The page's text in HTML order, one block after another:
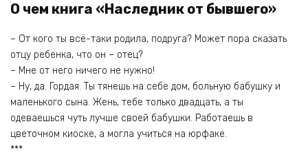
О чем книга «Наследник от бывшего»
– От кого ты всё-таки родила, подруга? Может пора сказать
отцу ребенка, что он – отец?
– Мне от него ничего не нужно!
– Ну, да. Гордая. Ты тянешь на себе дом, больную бабушку и
маленького сына. Жень, тебе только двадцать, а ты
одеваешься чуть лучше своей бабушки. Работаешь в
цветочном киоске, а могла учиться на юрфаке.
***